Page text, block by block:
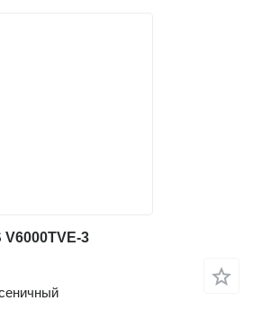
V6000TVE-3